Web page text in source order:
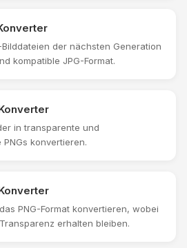
Bilddateien der nächsten Generation
kompatible JPG-Format.
in transparente und
konvertieren.
PNG-Format konvertieren, wobei
erhalten bleiben.